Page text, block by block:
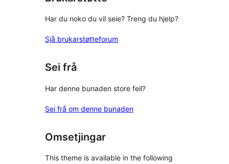
Har du noko du vil seie? Treng du hjelp?
Sjå brukarstøtteforum
Sei frå
Har denne bunaden store feil?
Sei frå om denne bunaden
Omsetjingar
This theme is available in the following